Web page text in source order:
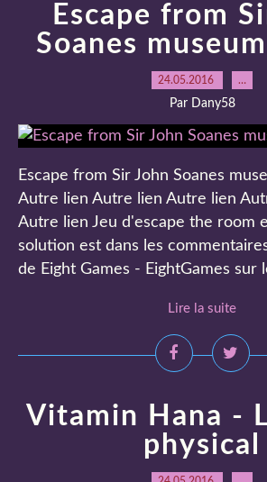
Escape from
Soanes
24.05.2016 …
Par Dany58
Escape from Sir John Soanes
Autre lien Autre lien Autre lien
Autre lien Jeu d'escape the room
solution est dans les
de Eight Games - EightGames sur
Lire la suite
Vitamin Hana -
physical